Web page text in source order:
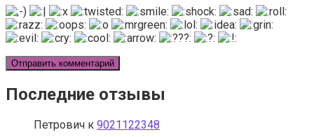
Последние отзывы
Петрович к 9021122348